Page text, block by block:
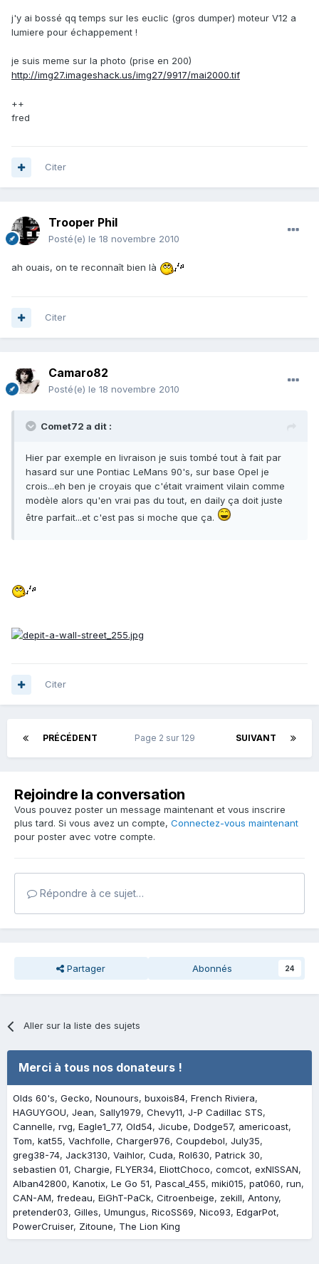
j'y ai bossé qq temps sur les euclic (gros dumper) moteur V12 a
lumiere pour échappement !
je suis meme sur la photo (prise en 200)
http://img27.imageshack.us/img27/9917/mai2000.tif
++
fred
Citer
Trooper Phil
Posté(e) le 18 novembre 2010
ah ouais, on te reconnaît bien là
Citer
Camaro82
Posté(e) le 18 novembre 2010
Comet72 a dit :
Hier par exemple en livraison je suis tombé tout à fait par
hasard sur une Pontiac LeMans 90's, sur base Opel je
crois...eh ben je croyais que c'était vraiment vilain comme
modèle alors qu'en vrai pas du tout, en daily ça doit juste
être parfait...et c'est pas si moche que ça.
Citer
PRÉCÉDENT SUIVANT
Page 2 sur 129
Rejoindre la conversation
Vous pouvez poster un message maintenant et vous inscrire
plus tard. Si vous avez un compte, Connectez-vous maintenant
pour poster avec votre compte.
Répondre à ce sujet…
Partager Abonnés 24
Aller sur la liste des sujets
Merci à tous nos donateurs !
Olds 60's Gecko Nounours buxois84 French Riviera
HAGUYGOU Jean Sally1979 Chevy11 J-P Cadillac STS
Cannelle rvg Eagle1_77 Old54 Jicube Dodge57 americoast
Tom kat55 Vachfolle Charger976 Coupdebol July35
greg38-74 Jack3130 Vaihlor Cuda Rol630 Patrick 30
sebastien 01 Chargie FLYER34 EliottChoco comcot exNISSAN
Alban42800 Kanotix Le Go 51 Pascal_455 miki015 pat060 run
CAN-AM fredeau EiGhT-PaCk Citroenbeige zekill Antony
pretender03 Gilles Umungus RicoSS69 Nico93 EdgarPot
PowerCruiser Zitoune The Lion King